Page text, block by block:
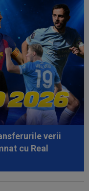
| Liga 2...
o Ioan Varga lui
Digi Sport
pentru
semnează!
verii
cu Real